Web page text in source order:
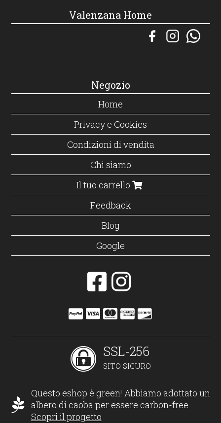
Valenzana Home
Negozio
Home
Privacy e Cookies
Condizioni di vendita
Chi siamo
Il tuo carrello
Feedback
Blog
Google
SSL-256
SITO SICURO
Questo eshop è green! Abbiamo adottato un
albero di caoba per essere carbon-free.
Scopri il progetto